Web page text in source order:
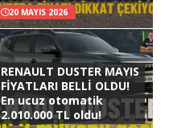
20 MAYIS 2026
RENAULT DUSTER MAYIS
FİYATLARI BELLİ OLDU!
En ucuz otomatik
2.010.000 TL oldu!